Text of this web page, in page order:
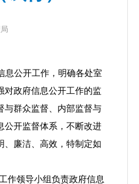
息公开工作，明确各处室
对政府信息公开工作的监
与群众监督、内部监督与
公开监督体系，不断改进
、廉洁、高效，特制定如
作领导小组负责政府信息